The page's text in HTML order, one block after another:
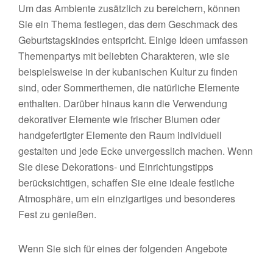
Um das Ambiente zusätzlich zu bereichern, können
Sie ein Thema festlegen, das dem Geschmack des
Geburtstagskindes entspricht. Einige Ideen umfassen
Themenpartys mit beliebten Charakteren, wie sie
beispielsweise in der kubanischen Kultur zu finden
sind, oder Sommerthemen, die natürliche Elemente
enthalten. Darüber hinaus kann die Verwendung
dekorativer Elemente wie frischer Blumen oder
handgefertigter Elemente den Raum individuell
gestalten und jede Ecke unvergesslich machen. Wenn
Sie diese Dekorations- und Einrichtungstipps
berücksichtigen, schaffen Sie eine ideale festliche
Atmosphäre, um ein einzigartiges und besonderes
Fest zu genießen.
Wenn Sie sich für eines der folgenden Angebote